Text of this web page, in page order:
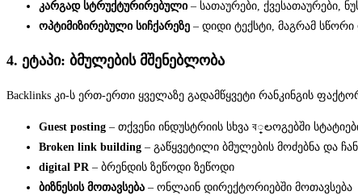
კარგად სტრუქტურირებული – სათაურები, ქვესათაურები,
ოპტიმიზირებული სიჩქარეზე – დიდი ტექსტი, მაგრამ
4. ეტაპი: ბმულების მშენებლობა
Backlinks კი-ს ერთ-ერთი ყველაზე გადამწყვეტი რანკინგის
Guest posting – თქვენი ინდუსტრიის სხვა ব្లოგებში
Broken link building – გაწყვეტილი ბმულების მოძებნა და
digital PR– ბრენდის ზეწოდი ზეწოდი
ბიზნესის მოთავსება – ონლაინ დირექტორიებში მოთავსება